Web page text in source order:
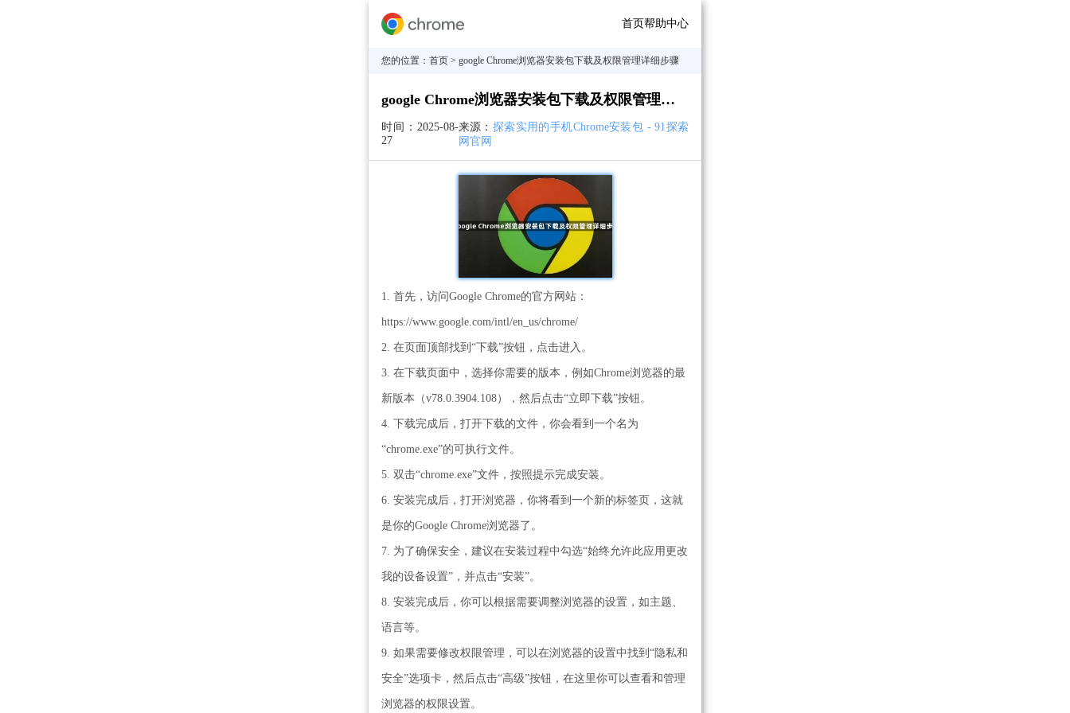
首页帮助中心
您的位置： 首页 > google Chrome浏览器安装包下载及权限管理详细步骤
google Chrome浏览器安装包下载及权限管理详细步骤
时间： 2025-08-
27
来源： 探索实用的手机Chrome安装包 - 91探索
网官网
1. 首先，访问Google Chrome的官方网站：
https://www.google.com/intl/en_us/chrome/
2. 在页面顶部找到“下载”按钮，点击进入。
3. 在下载页面中，选择你需要的版本，例如Chrome浏览器的最
新版本（v78.0.3904.108），然后点击“立即下载”按钮。
4. 下载完成后，打开下载的文件，你会看到一个名为
“chrome.exe”的可执行文件。
5. 双击“chrome.exe”文件，按照提示完成安装。
6. 安装完成后，打开浏览器，你将看到一个新的标签页，这就
是你的Google Chrome浏览器了。
7. 为了确保安全，建议在安装过程中勾选“始终允许此应用更改
我的设备设置”，并点击“安装”。
8. 安装完成后，你可以根据需要调整浏览器的设置，如主题、
语言等。
9. 如果需要修改权限管理，可以在浏览器的设置中找到“隐私和
安全”选项卡，然后点击“高级”按钮，在这里你可以查看和管理
浏览器的权限设置。